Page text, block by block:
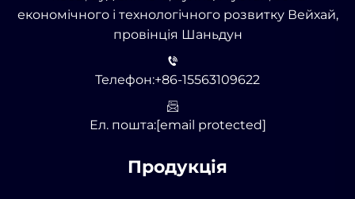
економічного і технологічного розвитку Вейхай,
провінція Шаньдун
Телефон:+86-15563109622
Ел. пошта:[email protected]
Продукція